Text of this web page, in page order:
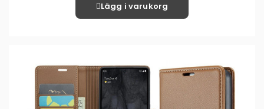
Lägg i varukorg